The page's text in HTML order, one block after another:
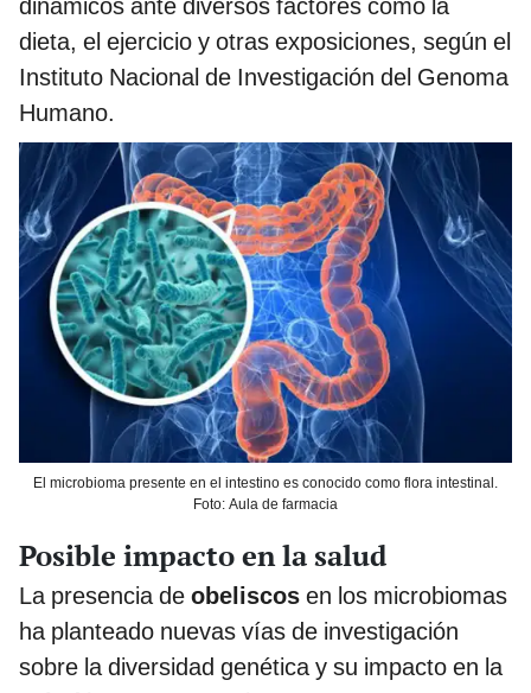
dinámicos ante diversos factores como la
dieta, el ejercicio y otras exposiciones, según el
Instituto Nacional de Investigación del Genoma
Humano.
El microbioma presente en el intestino es conocido como flora intestinal.
Foto: Aula de farmacia
Posible impacto en la salud
La presencia de obeliscos en los microbiomas
ha planteado nuevas vías de investigación
sobre la diversidad genética y su impacto en la